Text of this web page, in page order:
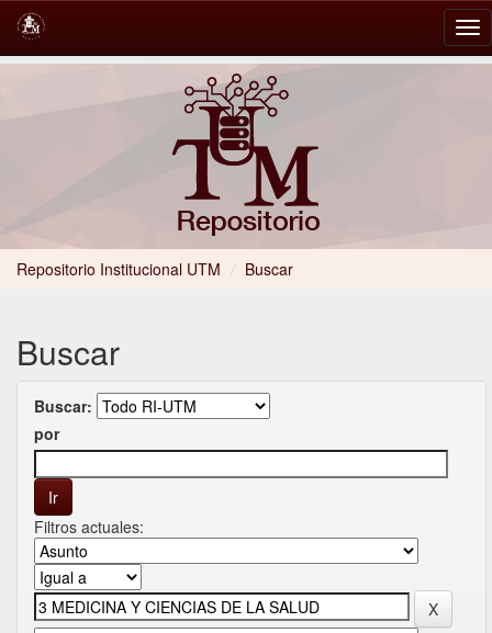
Repositorio Institucional UTM / Buscar
Buscar
Buscar:
por
Filtros actuales: